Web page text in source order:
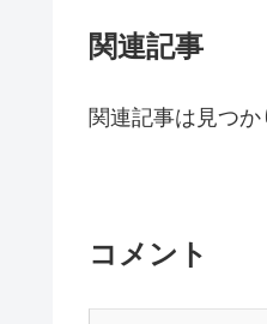
関連記事
関連記事は見つか
コメント